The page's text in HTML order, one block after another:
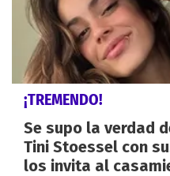
¡TREMENDO!
Se supo la verdad
Tini Stoessel con
los invita al